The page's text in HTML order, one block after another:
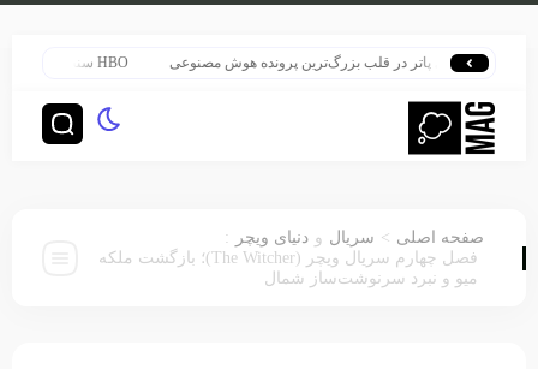
هری پاتر در قلب بزرگ‌ترین پرونده هوش مصنوعی HBO سنت قدیمی خود را برای پخش سریال هری پاتر تغییر داد
صفحه اصلی > سریال و دنیای ویچر
:
فصل چهارم سریال ویچر (The Witcher)؛ بازگشت ملکه
میو و نبرد سرنوشت‌ساز شمال